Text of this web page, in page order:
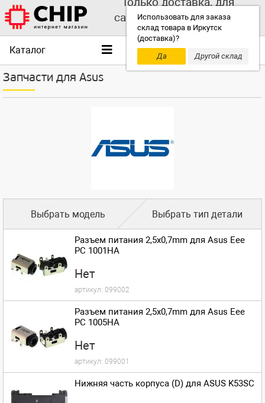
Использовать для заказа
склад товара в Иркутск
(доставка)?
Да
Другой склад
самовывоза выбирайте
другой склад!
Каталог
Запчасти для Asus
Выбрать модель Выбрать тип детали
Разъем питания 2,5x0,7mm для Asus Eee
PC 1001HA
Нет
артикул: 099002
Разъем питания 2,5x0,7mm для Asus Eee
PC 1005HA
Нет
артикул: 099001
Нижняя часть корпуса (D) для ASUS K53SC